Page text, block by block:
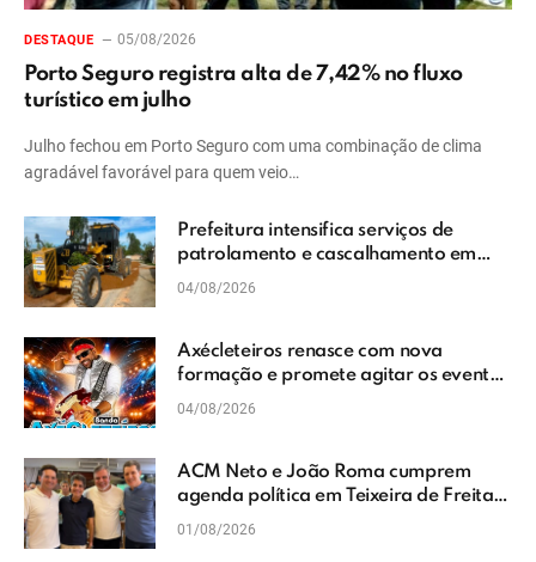
DESTAQUE 05/08/2026
Porto Seguro registra alta de 7,42% no fluxo
turístico em julho
Julho fechou em Porto Seguro com uma combinação de clima
agradável favorável para quem veio…
Prefeitura intensifica serviços de
patrolamento e cascalhamento em
Vera Cruz
04/08/2026
Axécleteiros renasce com nova
formação e promete agitar os eventos
do Extremo Sul da Bahia
04/08/2026
ACM Neto e João Roma cumprem
agenda política em Teixeira de Freitas
e reforçam projeto para o Extremo Sul
01/08/2026